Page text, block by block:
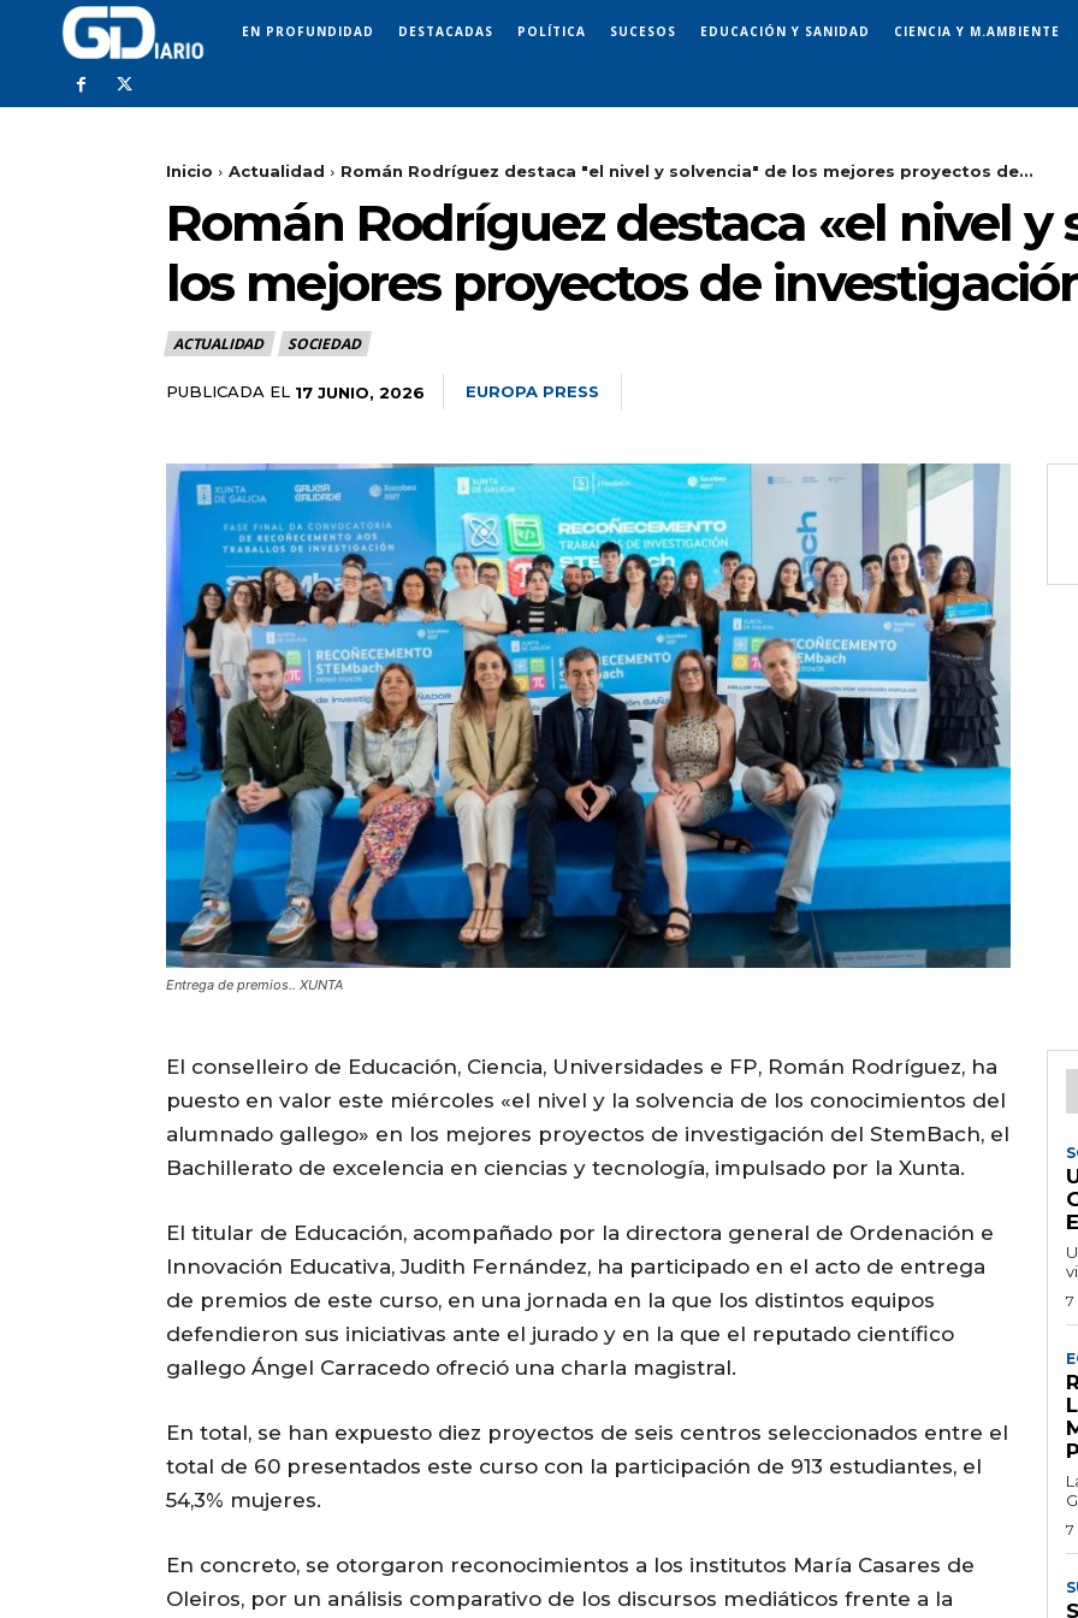
EN PROFUNDIDAD DESTACADAS POLÍTICA SUCESOS EDUCACIÓN Y SANIDAD CIENCIA Y M.AMBIENTE
Inicio Actualidad Román Rodríguez destaca "el nivel y solvencia" de los mejores proyectos de...
Román Rodríguez destaca «el nivel y
los mejores proyectos de
ACTUALIDAD SOCIEDAD
PUBLICADA EL 17 JUNIO, 2026 EUROPA PRESS
Entrega de premios.. XUNTA
El conselleiro de Educación, Ciencia, Universidades e FP, Román Rodríguez, ha
puesto en valor este miércoles «el nivel y la solvencia de los conocimientos del
alumnado gallego» en los mejores proyectos de investigación del StemBach, el
Bachillerato de excelencia en ciencias y tecnología, impulsado por la Xunta.
El titular de Educación, acompañado por la directora general de Ordenación e
Innovación Educativa, Judith Fernández, ha participado en el acto de entrega
de premios de este curso, en una jornada en la que los distintos equipos
defendieron sus iniciativas ante el jurado y en la que el reputado científico
gallego Ángel Carracedo ofreció una charla magistral.
En total, se han expuesto diez proyectos de seis centros seleccionados entre el
total de 60 presentados este curso con la participación de 913 estudiantes, el
54,3% mujeres.
En concreto, se otorgaron reconocimientos a los institutos María Casares de
Oleiros, por un análisis comparativo de los discursos mediáticos frente a la
7
7